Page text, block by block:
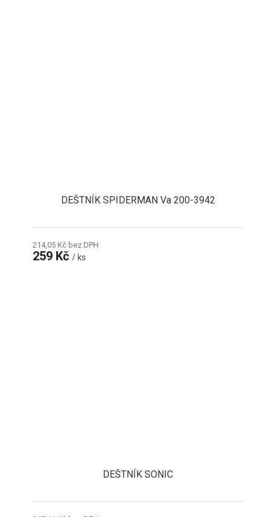
DEŠTNÍK SPIDERMAN Va 200-3942
214,05 Kč bez DPH
259 Kč/ ks
DEŠTNÍK SONIC